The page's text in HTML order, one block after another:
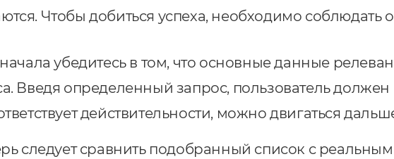
Чтобы добиться успеха, необходимо соблюдать
убедитесь в том, что основные данные
Введя определенный запрос, пользователь должен
действительности, можно двигаться
следует сравнить подобранный список с